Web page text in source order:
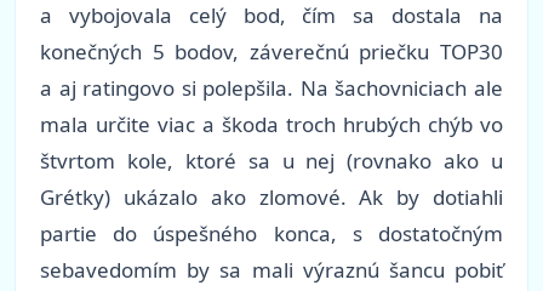
a vybojovala celý bod, čím sa dostala na
konečných 5 bodov, záverečnú priečku TOP30
a aj ratingovo si polepšila. Na šachovniciach ale
mala určite viac a škoda troch hrubých chýb vo
štvrtom kole, ktoré sa u nej (rovnako ako u
Grétky) ukázalo ako zlomové. Ak by dotiahli
partie do úspešného konca, s dostatočným
sebavedomím by sa mali výraznú šancu pobiť